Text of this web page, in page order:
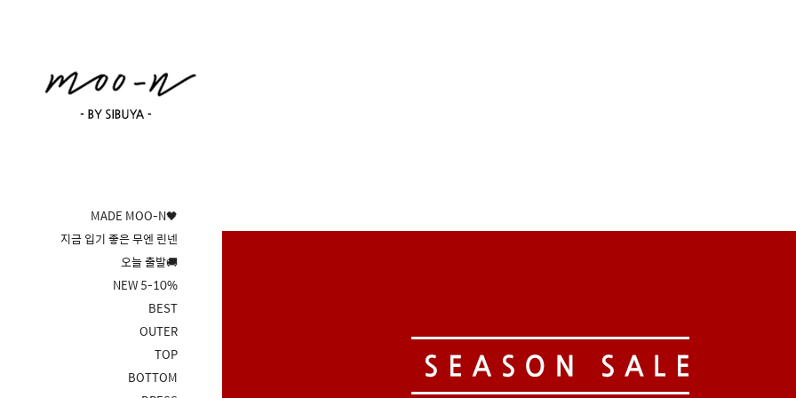
MADE MOO-N🖤
지금 입기 좋은 무엔 린넨
오늘 출발🚚
NEW 5-10%
BEST
OUTER
TOP
BOTTOM